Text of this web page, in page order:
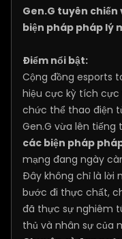
Gen.G tuyên
biện pháp pháp lý
Điểm nổi bật:
Cộng đồng esports
hiệu cực kỳ tích
chức thể thao điện
Gen.G vừa lên tiếng
các biện pháp
mạng đang ngày
Đây không chỉ là lời
bước đi thực chất,
đã thực sự nghiêm
thủ và nhân sự của